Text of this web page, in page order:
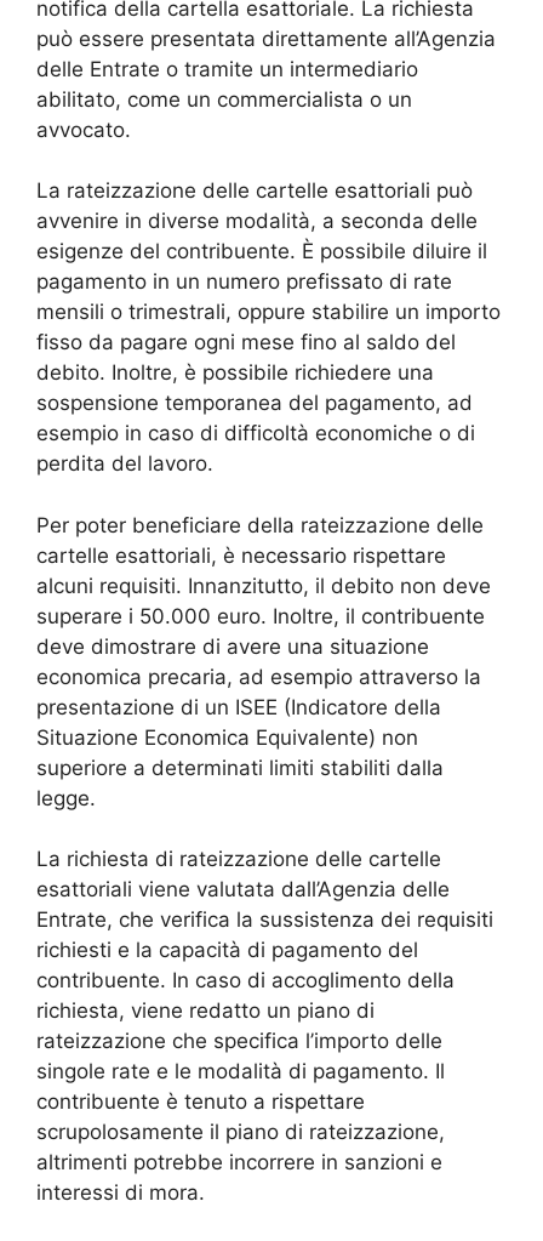
notifica della cartella esattoriale. La richiesta
può essere presentata direttamente all’Agenzia
delle Entrate o tramite un intermediario
abilitato, come un commercialista o un
avvocato.
La rateizzazione delle cartelle esattoriali può
avvenire in diverse modalità, a seconda delle
esigenze del contribuente. È possibile diluire il
pagamento in un numero prefissato di rate
mensili o trimestrali, oppure stabilire un importo
fisso da pagare ogni mese fino al saldo del
debito. Inoltre, è possibile richiedere una
sospensione temporanea del pagamento, ad
esempio in caso di difficoltà economiche o di
perdita del lavoro.
Per poter beneficiare della rateizzazione delle
cartelle esattoriali, è necessario rispettare
alcuni requisiti. Innanzitutto, il debito non deve
superare i 50.000 euro. Inoltre, il contribuente
deve dimostrare di avere una situazione
economica precaria, ad esempio attraverso la
presentazione di un ISEE (Indicatore della
Situazione Economica Equivalente) non
superiore a determinati limiti stabiliti dalla
legge.
La richiesta di rateizzazione delle cartelle
esattoriali viene valutata dall’Agenzia delle
Entrate, che verifica la sussistenza dei requisiti
richiesti e la capacità di pagamento del
contribuente. In caso di accoglimento della
richiesta, viene redatto un piano di
rateizzazione che specifica l’importo delle
singole rate e le modalità di pagamento. Il
contribuente è tenuto a rispettare
scrupolosamente il piano di rateizzazione,
altrimenti potrebbe incorrere in sanzioni e
interessi di mora.